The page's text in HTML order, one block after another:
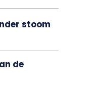
stoom
de